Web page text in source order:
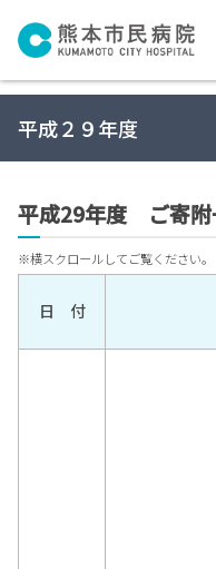
平成２９年度
平成29年度 ご寄附
日 付